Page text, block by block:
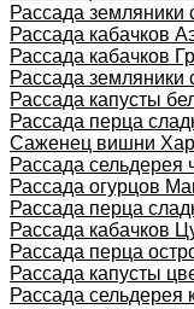
Рассада земляники
Рассада кабачков
Рассада кабачков
Рассада земляники
Рассада капусты
Рассада перца
Саженец вишни
Рассада сельдерея
Рассада огурцов
Рассада перца
Рассада кабачков
Рассада перца
Рассада капусты
Рассада сельдерея